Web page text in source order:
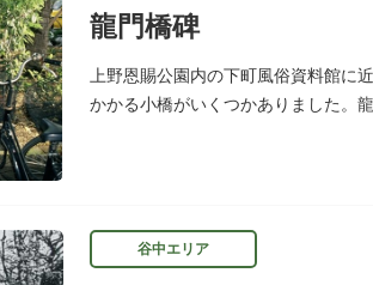
龍門橋碑
上野恩賜公園内の下町風俗資料館に
かかる小橋がいくつかありました。
谷中エリア